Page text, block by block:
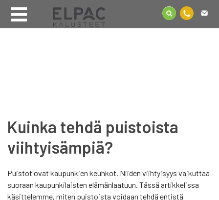
Kuinka tehdä puistoista
viihtyisämpiä?
Puistot ovat kaupunkien keuhkot. Niiden viihtyisyys vaikuttaa
suoraan kaupunkilaisten elämänlaatuun. Tässä artikkelissa
käsittelemme, miten puistoista voidaan tehdä entistä